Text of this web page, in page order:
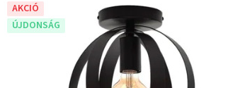
AKCIÓ
ÚJDONSÁG